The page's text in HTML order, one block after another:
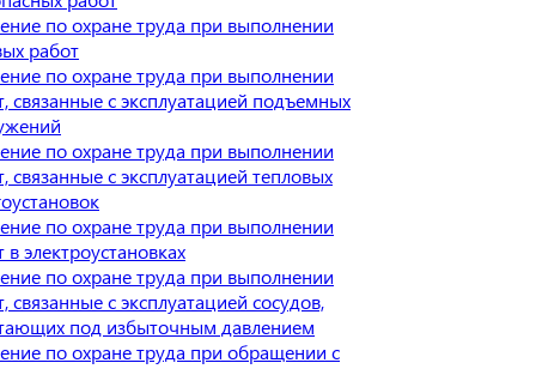
по охране труда при выполнении
работ
по охране труда при выполнении
связанные с эксплуатацией подъемных
по охране труда при выполнении
связанные с эксплуатацией тепловых
по охране труда при выполнении
в электроустановках
по охране труда при выполнении
связанные с эксплуатацией сосудов,
под избыточным давлением
по охране труда при обращении с